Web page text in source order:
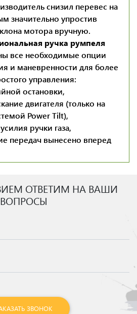
снизил перевес на
значительно упростив
мотора вручную.
ручка румпеля
все необходимые опции
и маневренности для более
управления:
остановки,
двигателя (только на
Power Tilt),
ручки газа,
передач вынесено вперед
ОТВЕТИМ НА ВАШИ
ВОПРОСЫ
ЗВОНОК